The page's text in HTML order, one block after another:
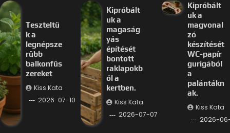
Teszteltü
k a
legnépsze
rűbb
balkonfűs
zereket
Kiss Kata
2026-07-10
Kipróbált
uk a
magaság
yás
építését
bontott
raklapokb
ól a
kertben.
Kiss Kata
2026-07-07
Kipróbált
uk a
magvonal
zó
készítését
WC-papír
gurigából
a
palántákn
ak.
Kiss Kata
2026-